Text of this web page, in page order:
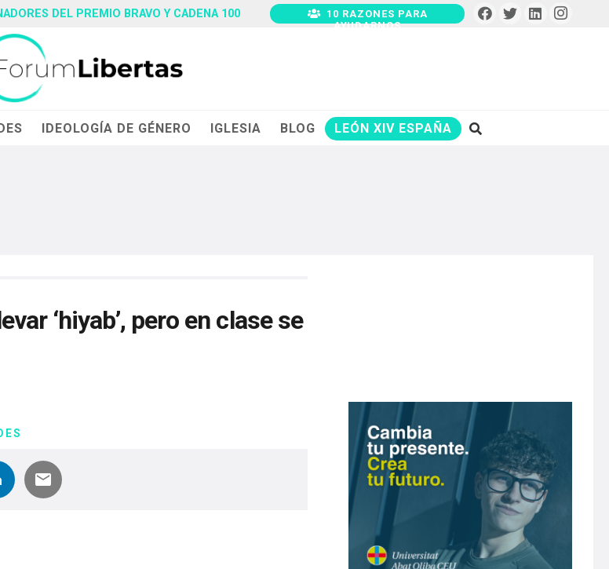
DEL PREMIO BRAVO Y CADENA 100
10 RAZONES PARA
AYUDARNOS
IDEOLOGÍA DE GÉNERO IGLESIA BLOG LEÓN XIV ESPAÑA
‘hiyab’, pero en clase se